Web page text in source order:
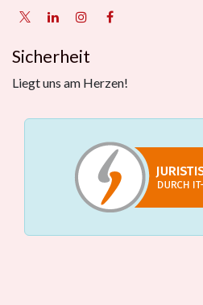
Sicherheit
Liegt uns am Herzen!